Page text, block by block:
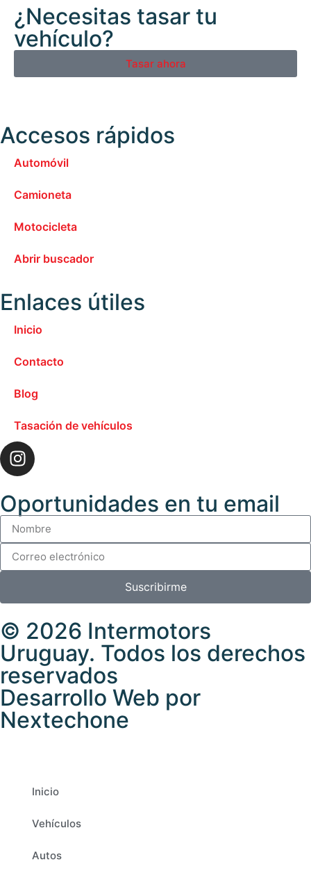
¿Necesitas tasar tu
vehículo?
Tasar ahora
Accesos rápidos
Automóvil
Camioneta
Motocicleta
Abrir buscador
Enlaces útiles
Inicio
Contacto
Blog
Tasación de vehículos
Oportunidades en tu email
Suscribirme
© 2026 Intermotors
Uruguay. Todos los derechos
reservados
Desarrollo Web por
Nextechone
Inicio
Vehículos
Autos